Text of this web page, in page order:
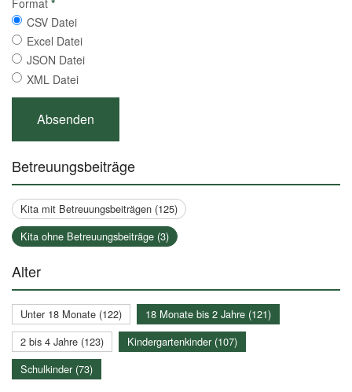
CSV Datei
Excel Datei
JSON Datei
XML Datei
Betreuungsbeiträge
Kita mit Betreuungsbeiträgen (125)
Kita ohne Betreuungsbeiträge (3)
Alter
Unter 18 Monate (122)
18 Monate bis 2 Jahre (121)
2 bis 4 Jahre (123)
Kindergartenkinder (107)
Schulkinder (73)